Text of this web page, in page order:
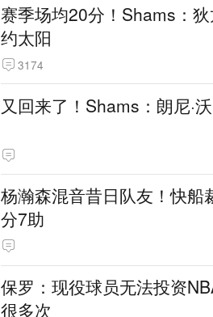
赛季场均20分！Shams：
约太阳
3174
又回来了！Shams：朗尼·
杨瀚森混音昔日队友！快
分7助
保罗：现役球员无法投资
很多次